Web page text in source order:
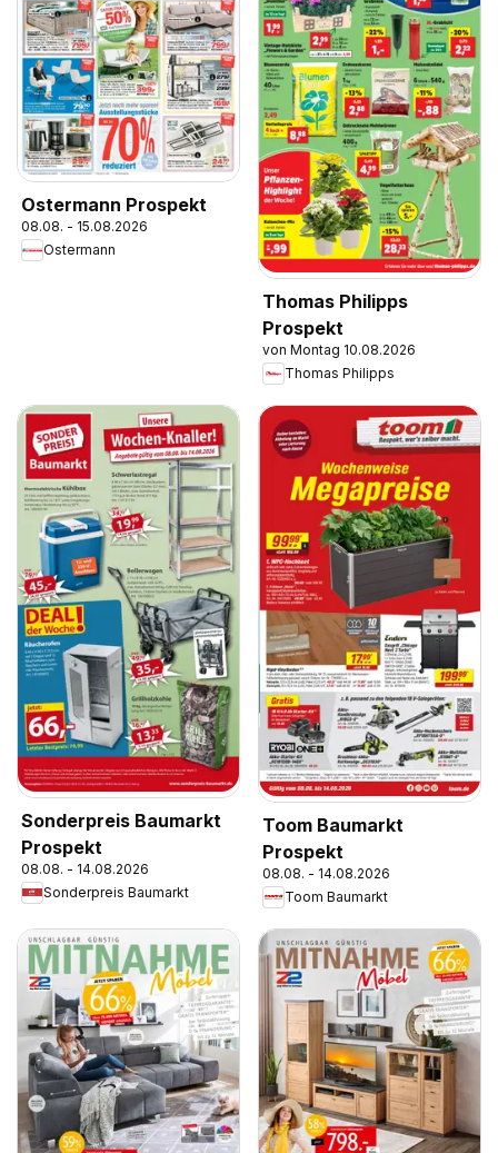
Ostermann Prospekt
08.08. - 15.08.2026
Ostermann
Thomas Philipps
Prospekt
von Montag 10.08.2026
Thomas Philipps
Sonderpreis Baumarkt
Prospekt
08.08. - 14.08.2026
Sonderpreis Baumarkt
Toom Baumarkt
Prospekt
08.08. - 14.08.2026
Toom Baumarkt